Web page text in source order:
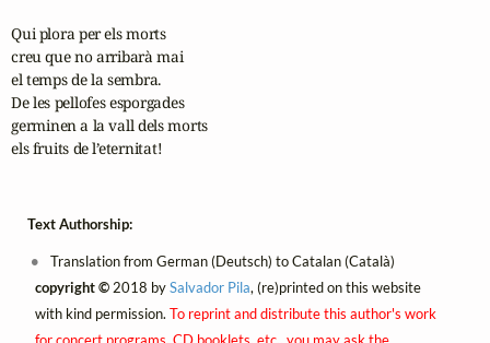
Qui plora per els morts
creu que no arribarà mai
el temps de la sembra.
De les pellofes esporgades
germinen a la vall dels morts
els fruits de l’eternitat!
Text Authorship:
Translation from German (Deutsch) to Catalan (Català)
copyright ©2018 bySalvador Pila, (re)printed on this website
with kind permission. To reprint and distribute this author's work